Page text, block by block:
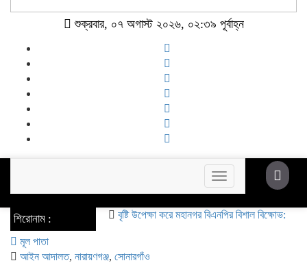
শুক্রবার, ০৭ অগাস্ট ২০২৬, ০২:৩৯ পূর্বাহ্ন
Toggle
navigation
শিরোনাম : বৃষ্টি উপেক্ষা করে মহানগর বিএনপির বিশাল বিক্ষোভ:
মূল পাতা
আইন আদালত, নারায়ণগঞ্জ, সোনারগাঁও